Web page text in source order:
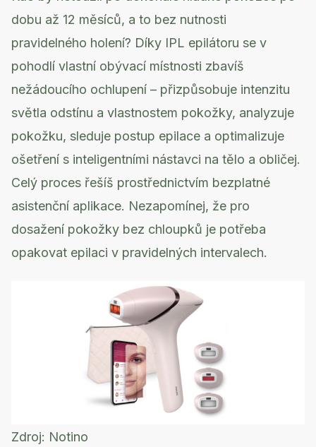
dobu až 12 měsíců, a to bez nutnosti
pravidelného holení? Díky IPL epilátoru se v
pohodlí vlastní obývací místnosti zbavíš
nežádoucího ochlupení – přizpůsobuje intenzitu
světla odstínu a vlastnostem pokožky, analyzuje
pokožku, sleduje postup epilace a optimalizuje
ošetření s inteligentními nástavci na tělo a obličej.
Celý proces řešíš prostřednictvím bezplatné
asistenční aplikace. Nezapomínej, že pro
dosažení pokožky bez chloupků je potřeba
opakovat epilaci v pravidelných intervalech.
Zdroj: Notino